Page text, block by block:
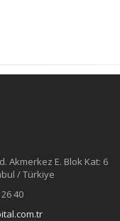
Akmerkez E. Blok Kat: 6
/ Türkiye
40